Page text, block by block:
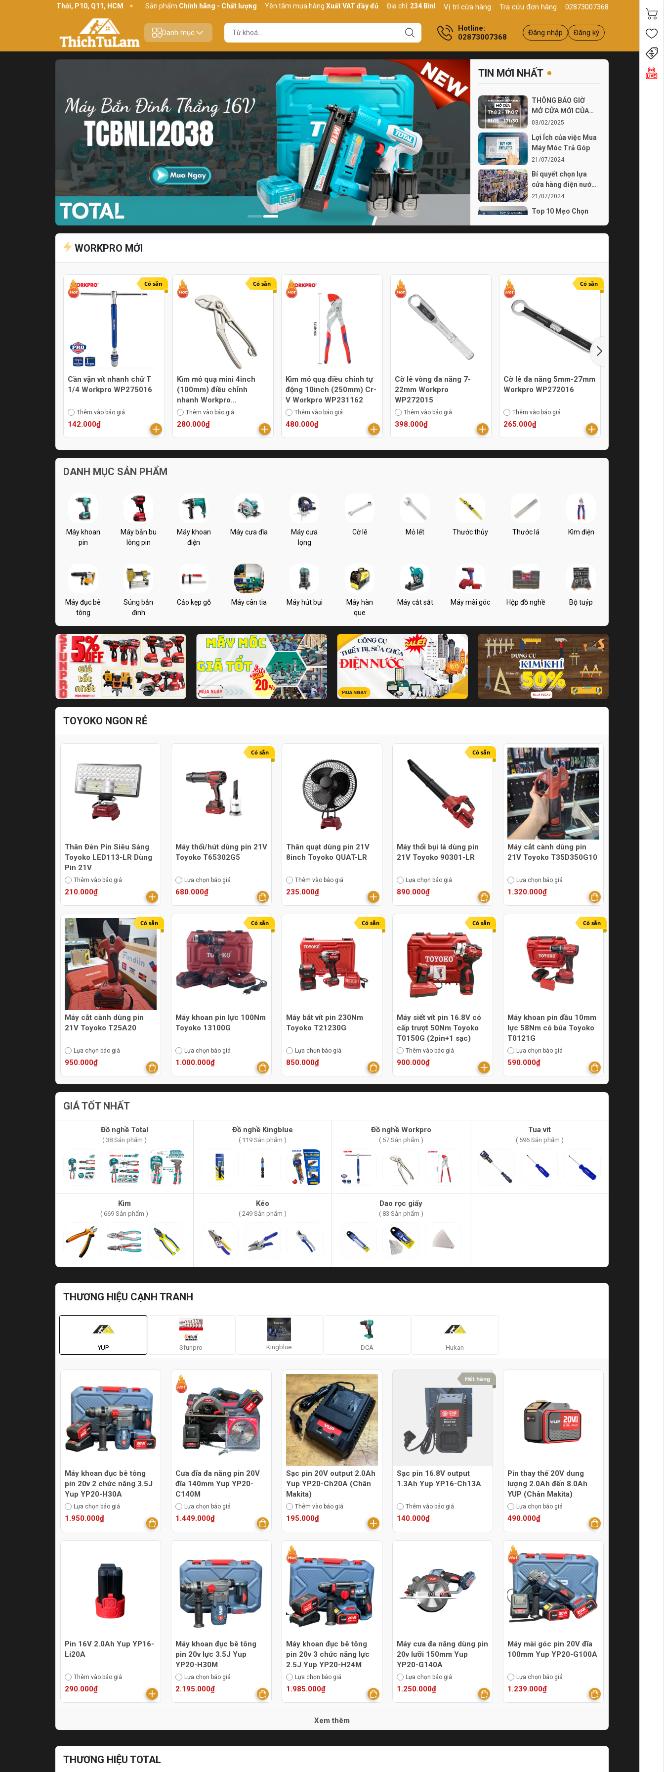
Bình Thới, P10, Q11, HCM Sản phẩm Chính hãng - Chất lượng Yên tâm mua hàngXuất VAT đầy đủ Địa chỉ:234 Bình Thới, P10, Q11, HCM Sản phẩm Chính hãng - Chất lượng
Vị trí cừa hàng Tra cứu đơn hàng 02873007368
Danh mục
Hotline:
02873007368
Đăng nhập Đăng ký
TIN MỚI NHẤT
THÔNG BÁO GIỜ
MỞ CỬA MỚI CỦA
THÍCH TỰ LÀM TỪ
03/02/2025
Lợi Ích của việc Mua
Máy Móc Trả Góp
21/07/2024
Bí quyết chọn lựa
cửa hàng điện nước
chất lượng
21/07/2024
Top 10 Mẹo Chọn
Tín Online
21/07/2024
WORKPRO MỚI
Có sẵn
Cần vặn vít nhanh chữ T
1/4 Workpro WP275016
Thêm vào báo giá
142.000₫
Có sẵn
Kìm mỏ quạ mini 4inch
(100mm) điều chỉnh
nhanh Workpro
WP231170
Thêm vào báo giá
280.000₫
Kìm mỏ quạ điều chỉnh tự
động 10inch (250mm) Cr-
V Workpro WP231162
Thêm vào báo giá
480.000₫
Cờ lê vòng đa năng 7-
22mm Workpro
WP272015
Thêm vào báo giá
398.000₫
Có sẵn
Cờ lê đa năng 5mm-27mm
Workpro WP272016
Thêm vào báo giá
265.000₫
DANH MỤC SẢN PHẨM
Máy khoan
pin
Máy bắn bu
lông pin
Máy khoan
điện
Máy cưa đĩa
Máy cưa
lọng
Cờ lê Mỏ lết Thước thủy Thước lá Kìm điện
Máy đục bê
tông
Súng bắn
đinh
Cảo kẹp gỗ Máy cân tia Máy hút bụi
Máy hàn
que
Máy cắt sắt Máy mài góc Hộp đồ nghề Bộ tuýp
TOYOKO NGON RẺ
Thân Đèn Pin Siêu Sáng
Toyoko LED113-LR Dùng
Pin 21V
Thêm vào báo giá
210.000₫
Có sẵn
Máy thổi/hút dùng pin 21V
Toyoko T65302G5
Lựa chọn báo giá
680.000₫
Thân quạt dùng pin 21V
8inch Toyoko QUAT-LR
Thêm vào báo giá
235.000₫
Có sẵn
Máy thổi bụi lá dùng pin
21V Toyoko 90301-LR
Lựa chọn báo giá
890.000₫
Máy cắt cành dùng pin
21V Toyoko T35D350G10
Lựa chọn báo giá
1.320.000₫
Có sẵn
Máy cắt cành dùng pin
21V Toyoko T25A20
Lựa chọn báo giá
950.000₫
Có sẵn
Máy khoan pin lực 100Nm
Toyoko 13100G
Lựa chọn báo giá
1.000.000₫
Có sẵn
Máy bắt vít pin 230Nm
Toyoko T21230G
Lựa chọn báo giá
850.000₫
Có sẵn
Máy siết vít pin 16.8V có
cấp trượt 50Nm Toyoko
T0150G (2pin+1 sạc)
Thêm vào báo giá
900.000₫
Có sẵn
Máy khoan pin đầu 10mm
lực 58Nm có búa Toyoko
T0121G
Lựa chọn báo giá
590.000₫
GIÁ TỐT NHẤT
Đồ nghề Total
( 38 Sản phẩm )
Đồ nghề Kingblue
( 119 Sản phẩm )
Đồ nghề Workpro
( 57 Sản phẩm )
Tua vít
( 596 Sản phẩm )
Kìm
( 669 Sản phẩm )
Kéo
( 249 Sản phẩm )
Dao rọc giấy
( 83 Sản phẩm )
THƯƠNG HIỆU CẠNH TRANH
YUP Sfunpro Kingblue DCA Hukan
Máy khoan đục bê tông
pin 20v 2 chức năng 3.5J
Yup YP20-H30A
Lựa chọn báo giá
1.950.000₫
Cưa đĩa đa năng pin 20V
đĩa 140mm Yup YP20-
C140M
Lựa chọn báo giá
1.449.000₫
Sạc pin 20V output 2.0Ah
Yup YP20-Ch20A (Chân
Makita)
Thêm vào báo giá
195.000₫
Hết hàng
Sạc pin 16.8V output
1.3Ah Yup YP16-Ch13A
Thêm vào báo giá
140.000₫
Pin thay thế 20V dung
lượng 2.0Ah đến 8.0Ah
YUP (Chân Makita)
Lựa chọn báo giá
490.000₫
Pin 16V 2.0Ah Yup YP16-
Li20A
Thêm vào báo giá
290.000₫
Máy khoan đục bê tông
pin 20v lực 3.5J Yup
YP20-H30M
Lựa chọn báo giá
2.195.000₫
Máy khoan đục bê tông
pin 20v 3 chức năng lực
2.5J Yup YP20-H24M
Lựa chọn báo giá
1.985.000₫
Máy cưa đa năng dùng pin
20v lưỡi 150mm Yup
YP20-G140A
Lựa chọn báo giá
1.250.000₫
Máy mài góc pin 20V đĩa
100mm Yup YP20-G100A
Lựa chọn báo giá
1.239.000₫
Xem thêm
THƯƠNG HIỆU TOTAL